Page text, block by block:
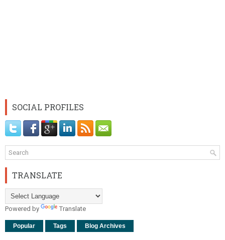
SOCIAL PROFILES
TRANSLATE
Powered by Translate
Popular Tags Blog Archives